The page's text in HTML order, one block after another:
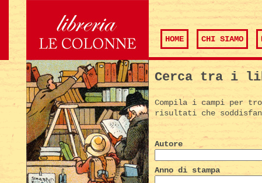
HOME CHI SIAMO
Cerca tra i
Compila i campi per
risultati che
Autore
Anno di stampa